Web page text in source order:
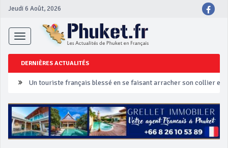
Jeudi 6 Août, 2026
Toggle
navigation
DERNIÈRES ACTUALITÉS
Un touriste français blessé en se faisant arracher son collier en
Phuket Peranakan Festival
‘Phuket Eye’ assurera la sécurité pendant Songkran